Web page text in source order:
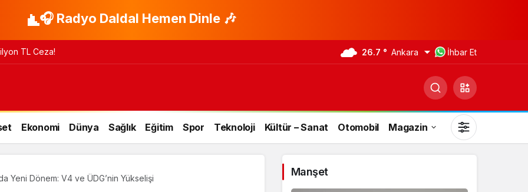
🎧 Radyo Daldal Hemen Dinle 🎶
TL Ceza! 26.7 ° Ankara İhbar Et
Ekonomi Dünya Sağlık Eğitim Spor Teknoloji Kültür – Sanat Otomobil Magazin
Yeni Dönem: V4 ve ÜDG’nin Yükselişi Manşet